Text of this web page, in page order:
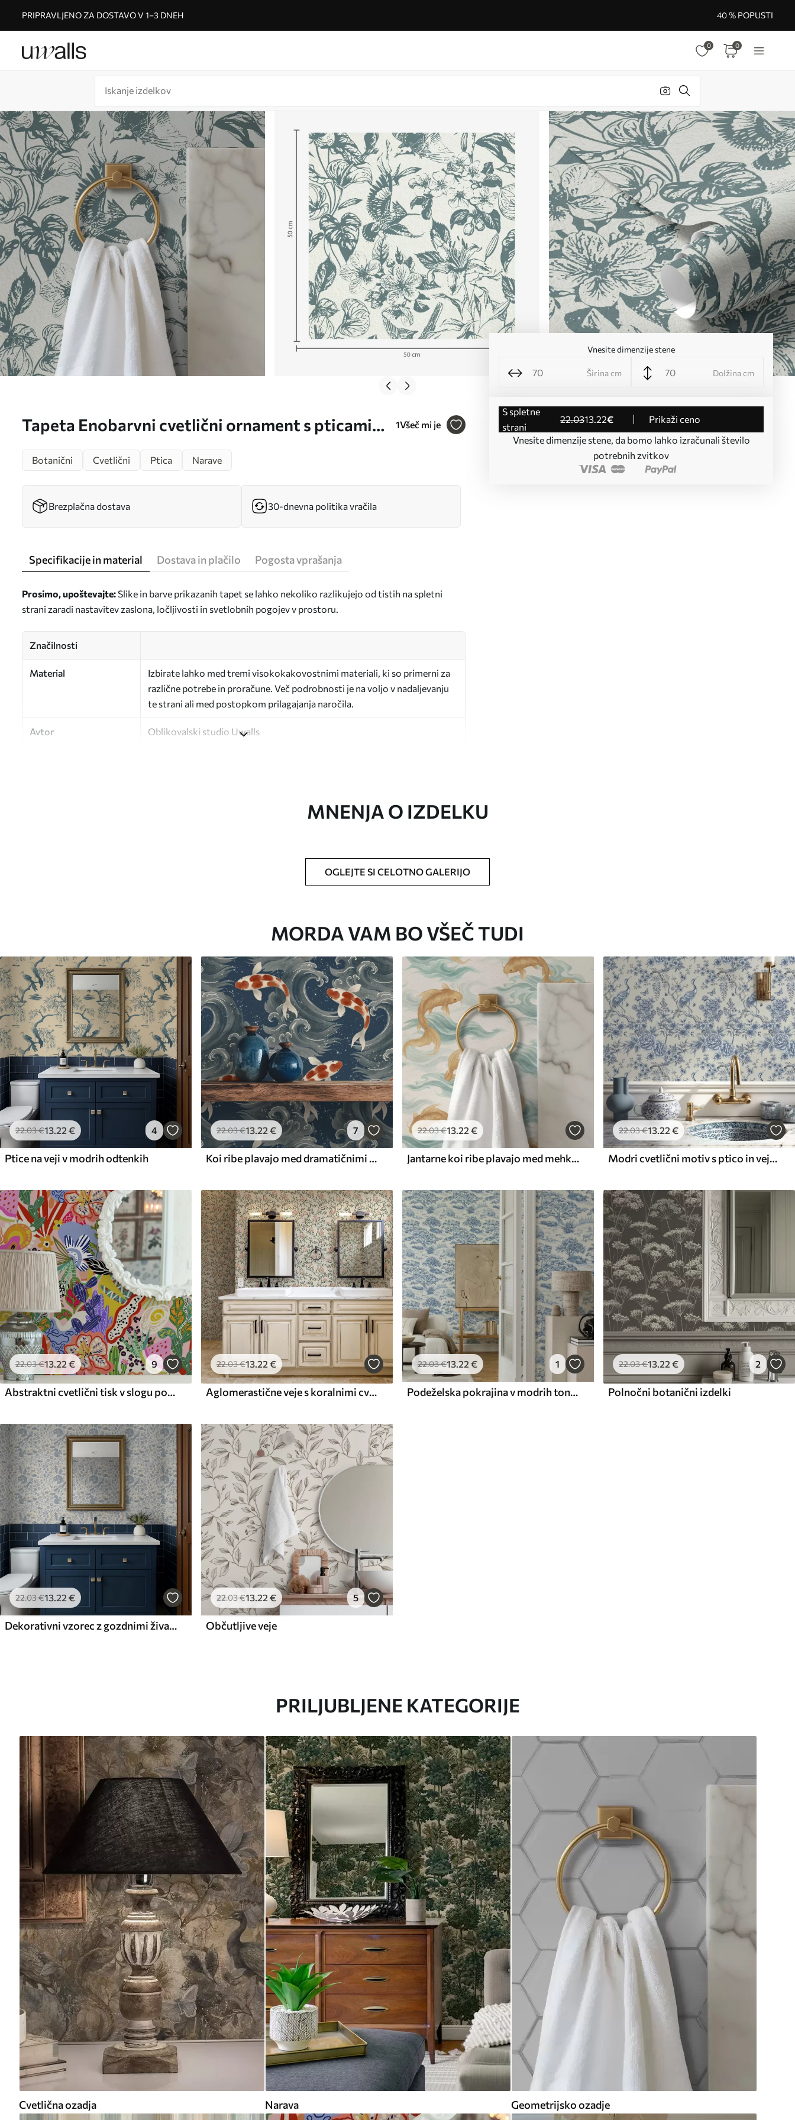
PRIPRAVLJENO ZA DOSTAVO V 1–3 DNEH 40 % POPUSTI
0 0
Tapeta Enobarvni cvetlični ornament s pticami
1Všeč mi je
Vnesite dimenzije stene
Širina cm Dolžina cm
s spletne
strani
22.0313.22€
Prikaži ceno
Vnesite dimenzije stene, da bomo lahko izračunali število
potrebnih zvitkov
Botanični Cvetlični Ptica Narave
Brezplačna dostava 30-dnevna politika vračila
Specifikacije in material Dostava in plačilo Pogosta vprašanja
Prosimo, upoštevajte: Slike in barve prikazanih tapet se lahko nekoliko razlikujejo od tistih na spletni
strani zaradi nastavitev zaslona, ločljivosti in svetlobnih pogojev v prostoru.
Značilnosti
Material
Izbirate lahko med tremi visokokakovostnimi materiali, ki so primerni za
različne potrebe in proračune. Več podrobnosti je na voljo v nadaljevanju
te strani ali med postopkom prilagajanja naročila.
Avtor Oblikovalski studio Uwalls
Slika se natisne v želeni velikosti in razreže na enake trakove širine do 50
Dodate lahko lak in/ali lepilo za tapete.
Ozadje lahko nežno očistite z mehko gobo. Tapete z lakiranim
Razpoložljivi materiali
Standard
45.0027.00€/m²
Premium
56 34.00 €/m²
Premium vinil
65.0039 .00€/m²
MNENJA O IZDELKU
OGLEJTE SI CELOTNO GALERIJO
MORDA VAM BO VŠEČ TUDI
22.03€13.22 € 4
Ptice na veji v modrih odtenkih
22.03€13.22 € 7
Koi ribe plavajo med dramatičnimi oceanskimi valovi
22.03€13.22 €
Jantarne koi ribe plavajo med mehkimi turkiznimi valovi
22.03€13.22 €
Modri cvetlični motiv s ptico in vejami
22.03€13.22€ 9
Abstraktni cvetlični tisk v slogu pop art
22.03€13.22 €
Aglomerastične veje s koralnimi cvetovi, cvetlični vzorec
22.03€13.22 € 1
Podeželska pokrajina v modrih tonih z ovcami in drevesi
22.03€13.22 € 2
Polnočni botanični izdelki
22.03€13.22 €
Dekorativni vzorec z gozdnimi živalmi
22.03€13.22 € 5
Občutljive veje
PRILJUBLJENE KATEGORIJE
Cvetlična ozadja Narava Geometrijsko ozadje